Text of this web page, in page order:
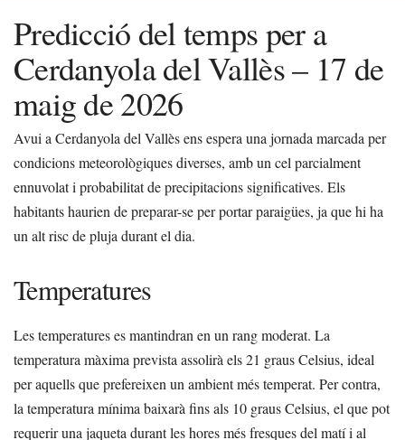
Predicció del temps per a
Cerdanyola del Vallès – 17 de
maig de 2026
Avui a Cerdanyola del Vallès ens espera una jornada marcada per
condicions meteorològiques diverses, amb un cel parcialment
ennuvolat i probabilitat de precipitacions significatives. Els
habitants haurien de preparar-se per portar paraigües, ja que hi ha
un alt risc de pluja durant el dia.
Temperatures
Les temperatures es mantindran en un rang moderat. La
temperatura màxima prevista assolirà els 21 graus Celsius, ideal
per aquells que prefereixen un ambient més temperat. Per contra,
la temperatura mínima baixarà fins als 10 graus Celsius, el que pot
requerir una jaqueta durant les hores més fresques del matí i al